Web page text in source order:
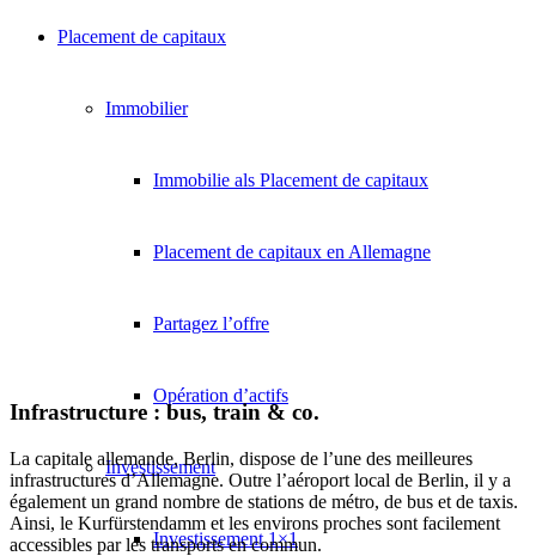
Placement de capitaux
Immobilier
Immobilie als Placement de capitaux
Placement de capitaux en Allemagne
Partagez l’offre
Opération d’actifs
Investissement
Investissement 1×1
Infrastructure : bus, train & co.
La capitale allemande, Berlin, dispose de l’une des meilleures
infrastructures d’Allemagne. Outre l’aéroport local de Berlin, il y a
également un grand nombre de stations de métro, de bus et de taxis.
Ainsi, le Kurfürstendamm et les environs proches sont facilement
accessibles par les transports en commun.